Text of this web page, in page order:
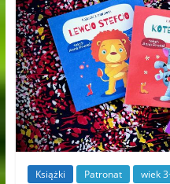
Książki Patronat wiek